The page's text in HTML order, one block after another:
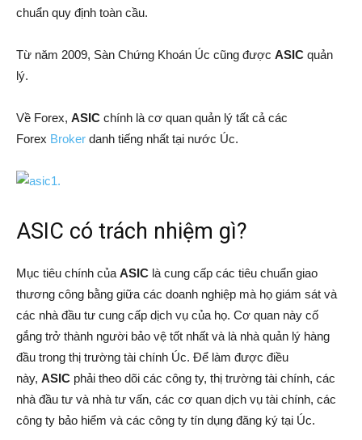
chuẩn quy định toàn cầu.
Từ năm 2009, Sàn Chứng Khoán Úc cũng được ASIC quản
lý.
Về Forex, ASIC chính là cơ quan quản lý tất cả các
Forex Broker danh tiếng nhất tại nước Úc.
ASIC có trách nhiệm gì?
Mục tiêu chính củaASIC là cung cấp các tiêu chuẩn giao
thương công bằng giữa các doanh nghiệp mà họ giám sát và
các nhà đầu tư cung cấp dịch vụ của họ. Cơ quan này cố
gắng trở thành người bảo vệ tốt nhất và là nhà quản lý hàng
đầu trong thị trường tài chính Úc. Để làm được điều
này, ASIC phải theo dõi các công ty, thị trường tài chính, các
nhà đầu tư và nhà tư vấn, các cơ quan dịch vụ tài chính, các
công ty bảo hiểm và các công ty tín dụng đăng ký tại Úc.